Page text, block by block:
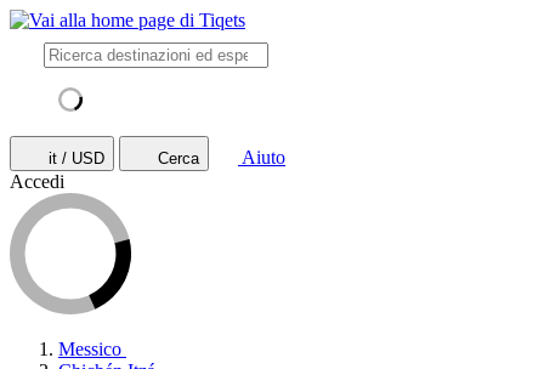
it / USD Cerca
Aiuto
Accedi
Messico